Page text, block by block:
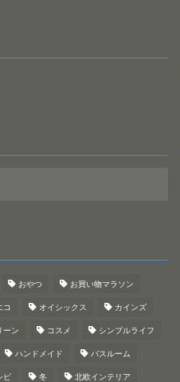
おやつ お買い物マラソン
コ オイシックス カインズ
ーン コスメ シンプルライフ
ハンドメイド バスルーム
ピ 冬 北欧インテリア